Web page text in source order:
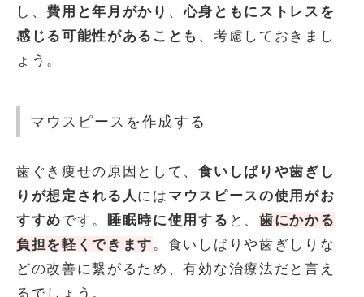
し、費用と年月がかり 、心身ともにストレスを
感じる可能性があることも 、考慮しておきまし
ょう。
マウスピースを作成する
歯ぐき痩せの原因として、食いしばりや歯ぎし
りが想定される 人には マウスピースの使用がお
すすめです。 睡眠時に使用する と、 歯にかかる
負担を軽くできます。食いしばりや歯ぎしりな
どの改善に繋がるため、有効な治療法だと言え
るでしょう。